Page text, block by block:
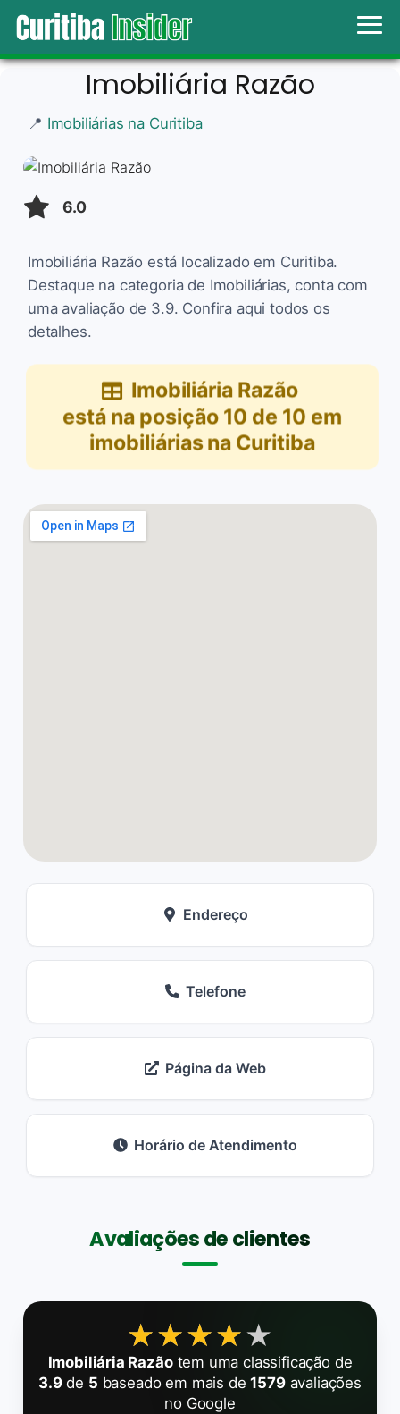
Imobiliária Razão
📍 Imobiliárias na Curitiba
6.0
Imobiliária Razão está localizado em Curitiba.
Destaque na categoria de Imobiliárias, conta com
uma avaliação de 3.9. Confira aqui todos os
detalhes.
Imobiliária Razão
está na posição 10 de 10 em
imobiliárias na Curitiba
Endereço
Telefone
Página da Web
Horário de Atendimento
Avaliações de clientes
★★★★★
★★★★★
Imobiliária Razãotem uma classificação de
3.9de 5 baseado em mais de1579avaliações
no Google